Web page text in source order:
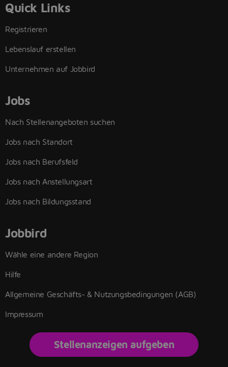
Quick Links
Registrieren
Lebenslauf erstellen
Unternehmen auf Jobbird
Jobs
Nach Stellenangeboten suchen
Jobs nach Standort
Jobs nach Berufsfeld
Jobs nach Anstellungsart
Jobs nach Bildungsstand
Jobbird
Wähle eine andere Region
Hilfe
Allgemeine Geschäfts- & Nutzungsbedingungen (AGB)
Impressum
Stellenanzeigen aufgeben